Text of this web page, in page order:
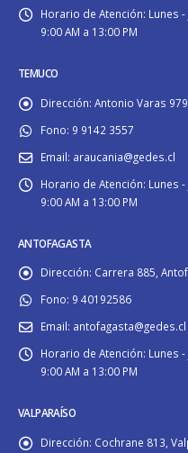
Horario de Atención: Lunes
9:00 AM a 13:00 PM
TEMUCO
Dirección: Antonio Varas
Fono: 9 9142 3557
Email: araucania@gedes.cl
Horario de Atención: Lunes
9:00 AM a 13:00 PM
ANTOFAGASTA
Dirección: Carrera 885,
Fono: 9 40192586
Email: antofagasta@gedes.cl
Horario de Atención: Lunes
9:00 AM a 13:00 PM
VALPARAÍSO
Dirección: Cochrane 813,